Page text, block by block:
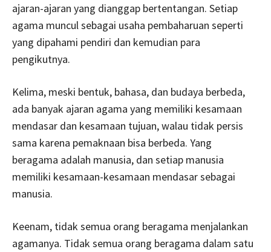
ajaran-ajaran yang dianggap bertentangan. Setiap
agama muncul sebagai usaha pembaharuan seperti
yang dipahami pendiri dan kemudian para
pengikutnya.
Kelima, meski bentuk, bahasa, dan budaya berbeda,
ada banyak ajaran agama yang memiliki kesamaan
mendasar dan kesamaan tujuan, walau tidak persis
sama karena pemaknaan bisa berbeda. Yang
beragama adalah manusia, dan setiap manusia
memiliki kesamaan-kesamaan mendasar sebagai
manusia.
Keenam, tidak semua orang beragama menjalankan
agamanya. Tidak semua orang beragama dalam satu